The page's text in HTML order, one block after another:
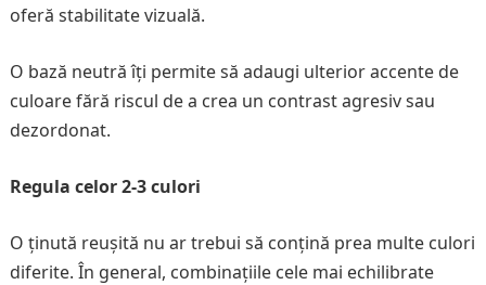
oferă stabilitate vizuală.
O bază neutră îți permite să adaugi ulterior accente de
culoare fără riscul de a crea un contrast agresiv sau
dezordonat.
Regula celor 2-3 culori
O ținută reușită nu ar trebui să conțină prea multe culori
diferite. În general, combinațiile cele mai echilibrate